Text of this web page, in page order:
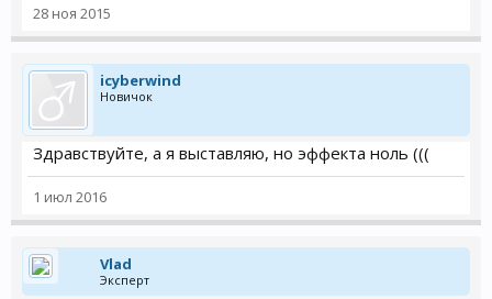
28 ноя 2015
icyberwind
Новичок
Здравствуйте, а я выставляю, но эффекта ноль (((
1 июл 2016
Vlad
Эксперт